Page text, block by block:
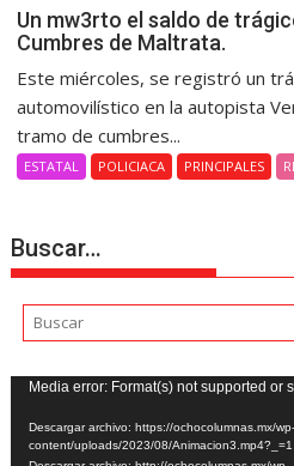
Un mw3rto el saldo de
Cumbres de Maltrata.
Este miércoles, se registró un
automovilístico en la autopista
tramo de cumbres...
ESTATAL POLICIACA PRINCIPALES
Buscar…
Reproductor
de
vídeo
Media error: Format(s) not supported or
Descargar archivo: https://ochocolumnas.mx/wp-
content/uploads/2023/08/Animacion3.mp4?_=1